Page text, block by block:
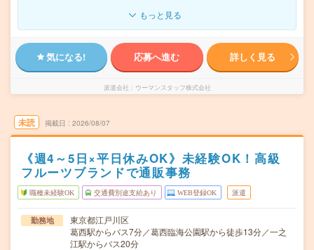
もっと見る
気になる! 応募へ進む 詳しく見る
派遣会社 ウーマンスタッフ株式会社
未読 掲載日 2026/08/07
《週4～5日×平日休みOK》未経験OK！高級
フルーツブランドで通販事務
職種未経験OK 交通費別途支給あり WEB登録OK 派遣
勤務地
東京都江戸川区
葛西駅からバス7分／葛西臨海公園駅から徒歩13分／一之
江駅からバス20分